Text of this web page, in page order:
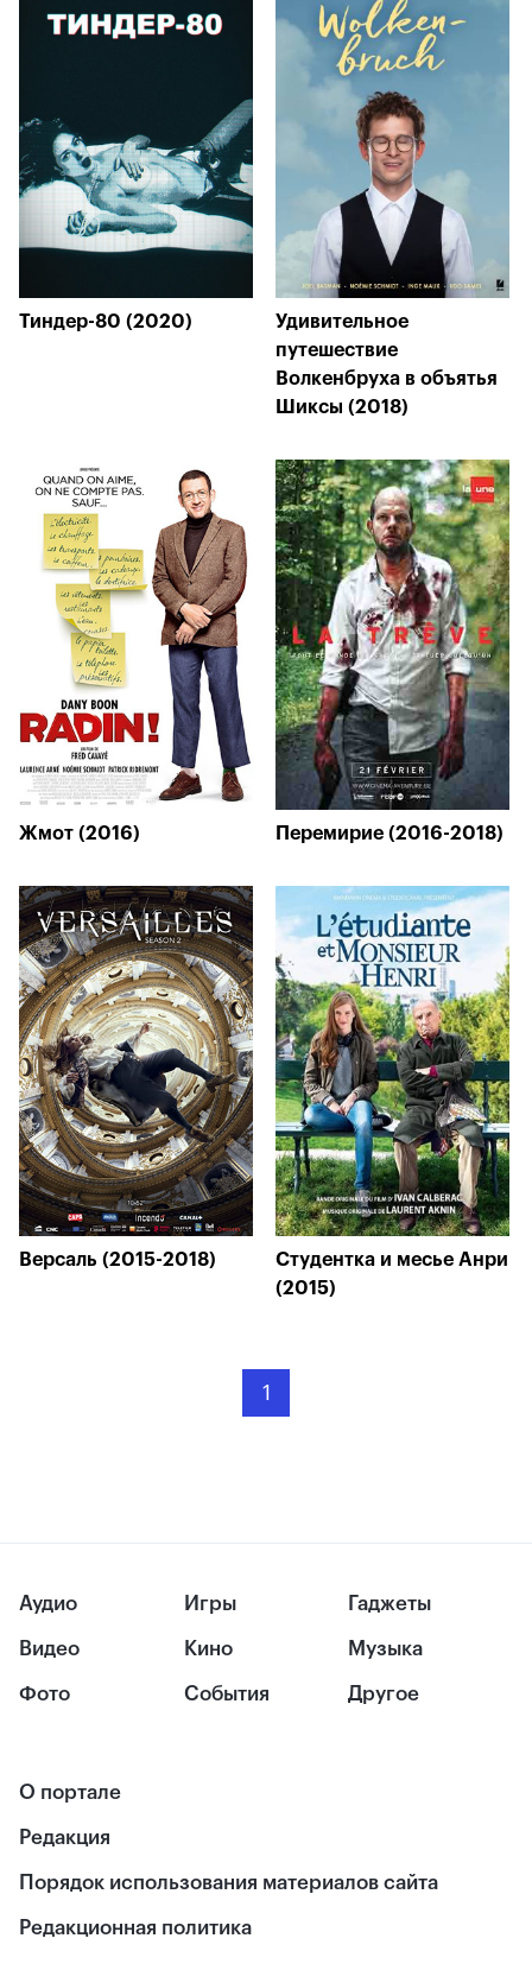
Тиндер-80 (2020)
Удивительное
путешествие
Волкенбруха в объятья
Шиксы (2018)
Жмот (2016) Перемирие (2016-2018)
Версаль (2015-2018)
Студентка и месье Анри
(2015)
1
Аудио
Видео
Фото
Игры
Кино
События
Гаджеты
Музыка
Другое
О портале
Редакция
Порядок использования материалов сайта
Редакционная политика